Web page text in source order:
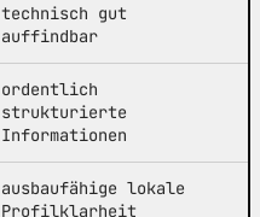
technisch gut
auffindbar
ordentlich
strukturierte
Informationen
ausbaufähige lokale
Profilklarheit